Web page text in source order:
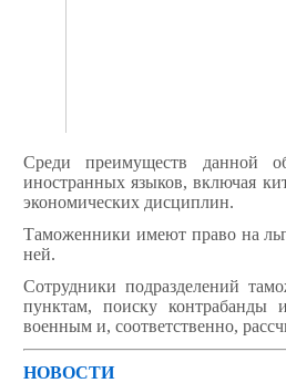
Среди преимуществ данной
иностранных языков, включая
экономических дисциплин.
Таможенники имеют право на
ней.
Сотрудники подразделений
пунктам, поиску контрабанды
военным и, соответственно,
НОВОСТИ